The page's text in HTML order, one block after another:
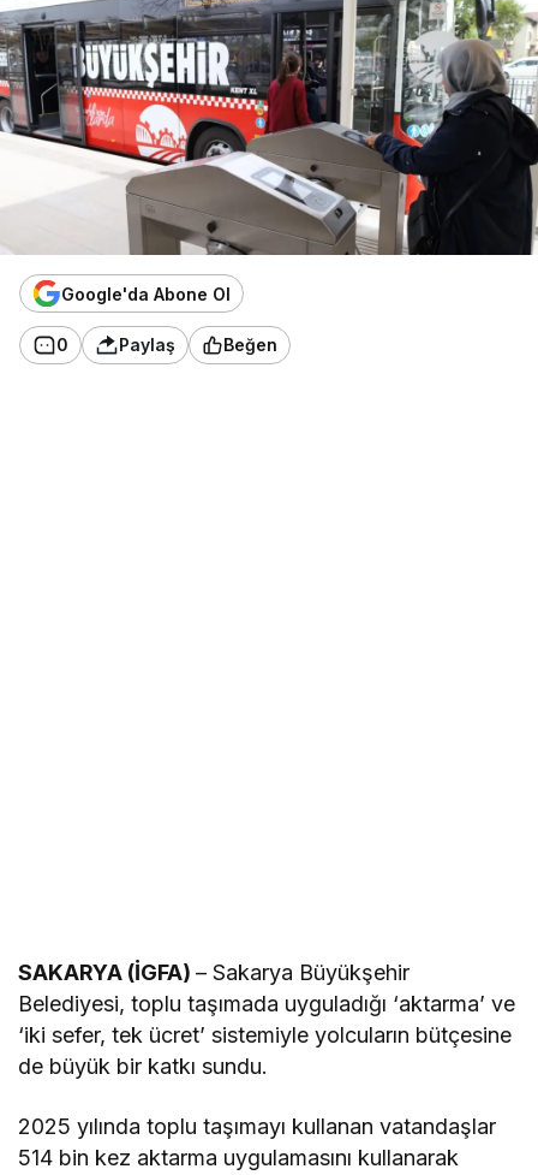
Google'da Abone Ol
0 Paylaş Beğen
SAKARYA (İGFA)– Sakarya Büyükşehir
Belediyesi, toplu taşımada uyguladığı ‘aktarma’ ve
‘iki sefer, tek ücret’ sistemiyle yolcuların bütçesine
de büyük bir katkı sundu.
2025 yılında toplu taşımayı kullanan vatandaşlar
514 bin kez aktarma uygulamasını kullanarak